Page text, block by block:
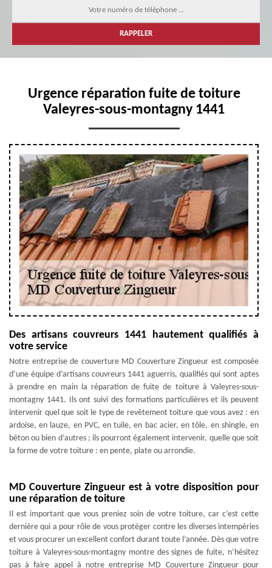
Urgence réparation fuite de toiture
Valeyres-sous-montagny 1441
Des artisans couvreurs 1441 hautement qualifiés à
votre service
Notre entreprise de couverture MD Couverture Zingueur est composée
d’une équipe d’artisans couvreurs 1441 aguerris, qualifiés qui sont aptes
à prendre en main la réparation de fuite de toiture à Valeyres-sous-
montagny 1441. Ils ont suivi des formations particulières et ils peuvent
intervenir quel que soit le type de revêtement toiture que vous avez : en
ardoise, en lauze, en PVC, en tuile, en bac acier, en tôle, en shingle, en
béton ou bien d’autres ; ils pourront également intervenir, quelle que soit
la forme de votre toiture : en pente, plate ou arrondie.
MD Couverture Zingueur est à votre disposition pour
une réparation de toiture
Il est important que vous preniez soin de votre toiture, car c’est cette
dernière qui a pour rôle de vous protéger contre les diverses intempéries
et vous procurer un excellent confort durant toute l’année. Dès que votre
toiture à Valeyres-sous-montagny montre des signes de fuite, n’hésitez
pas à faire appel à notre entreprise MD Couverture Zingueur pour